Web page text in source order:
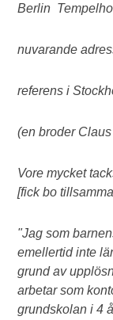
Berlin
nuvarande
referens i
(en broder
Vore mycket
[fick bo
"Jag som
emellertid inte
grund av
arbetar som
grundskolan i 4